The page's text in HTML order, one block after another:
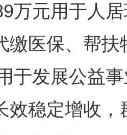
万元用于人
缴医保、帮
于发展公益
效稳定增收